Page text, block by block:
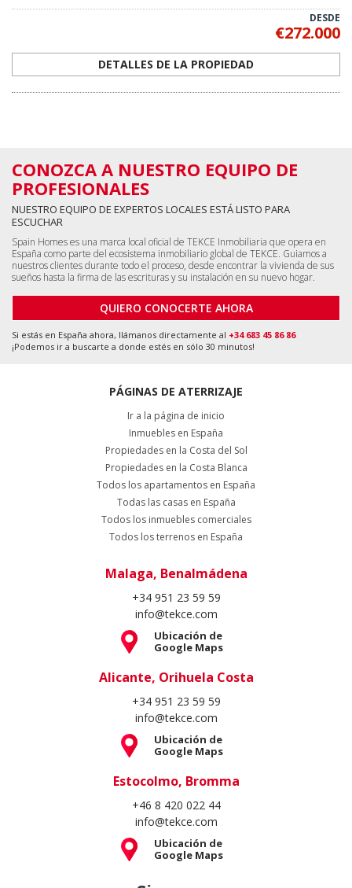
CONOZCA A NUESTRO EQUIPO DE
PROFESIONALES
nuestros clientes durante todo el proceso, desde encontrar la vivienda de sus
sueños hasta la firma de las escrituras y su instalación en su nuevo hogar.
QUIERO CONOCERTE AHORA
¡Podemos ir a buscarte a donde estés en sólo 30 minutos!
Ir a la página de inicio
Inmuebles en España
Propiedades en la Costa del Sol
Todos los apartamentos en España
Todas las casas en España
Todos los inmuebles comerciales
Todos los terrenos en España
Malaga, Benalmádena
+34 951 23 59 59
info@tekce.com
Ubicación de
Google Maps
Alicante, Orihuela Costa
+34 951 23 59 59
info@tekce.com
Ubicación de
Google Maps
Estocolmo, Bromma
+46 8 420 022 44
info@tekce.com
Ubicación de
Google Maps
Siguenos
Copyright Spain Homes © 2004 - 2026. Todos los derechos reservados.